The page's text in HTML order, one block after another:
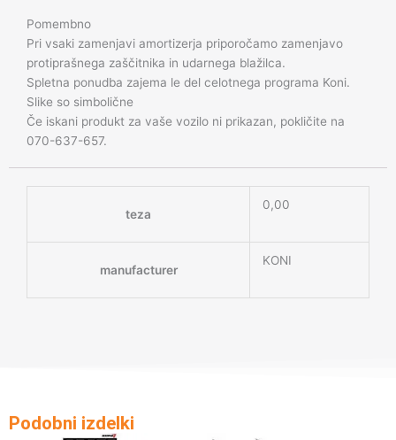
Pomembno
Pri vsaki zamenjavi amortizerja priporočamo zamenjavo
protiprašnega zaščitnika in udarnega blažilca.
Spletna ponudba zajema le del celotnega programa Koni.
Slike so simbolične
Če iskani produkt za vaše vozilo ni prikazan, pokličite na
070-637-657.
teza
0,00
manufacturer
KONI
Podobni izdelki